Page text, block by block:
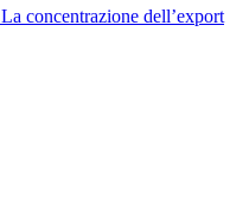
La concentrazione dell’export